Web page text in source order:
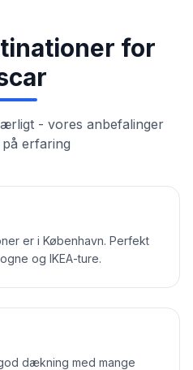
for
- vores anbefalinger
erfaring
er i København. Perfekt
og IKEA-ture.
dækning med mange